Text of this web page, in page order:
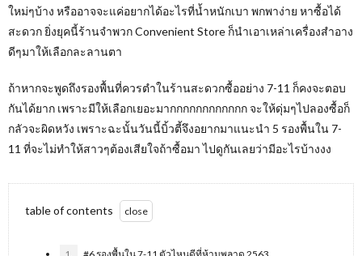
ใหม่ๆบ้าง หรืออาจจะแค่อยากได้อะไรที่น้ำหนักเบา พกพาง่าย หาซื้อได้
สะดวก ยิ่งยุคนี้ร้านจำพวก Convenient Store ก็นำเอาเหล่าเครื่องสำอาง
ดีๆมาให้เลือกละลานตา
ถ้าหากจะพูดถึงรองพื้นที่ควรตำในร้านสะดวกซื้ออย่าง 7-11 ก็คงจะตอบ
กันได้ยาก เพราะมีให้เลือกเยอะมากกกกกกกกกกกก จะให้ดุ่มๆไปลองซื้อก็
กลัวจะผิดหวัง เพราะฉะนั้นวันนี้บิ้วตี้จึงอยากมาแนะนำ 5 รองพื้นใน 7-
11 ที่จะไม่ทำให้สาวๆต้องเสียใจถ้าซื้อมา ไปดูกันเลยว่ามีอะไรบ้างงง
table of contents